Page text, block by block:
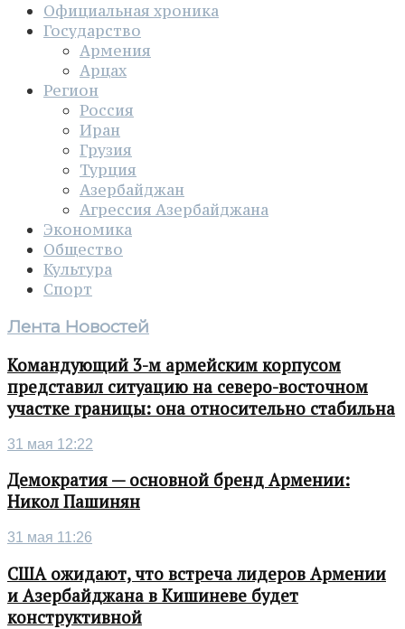
Официальная хроника
Государство
Армения
Арцах
Регион
Россия
Иран
Грузия
Турция
Азербайджан
Агрессия Азербайджана
Экономика
Общество
Культура
Спорт
Лента Новостей
Командующий 3-м армейским корпусом
представил ситуацию на северо-восточном
участке границы: она относительно стабильна
31 мая 12:22
Демократия — основной бренд Армении:
Никол Пашинян
31 мая 11:26
США ожидают, что встреча лидеров Армении
и Азербайджана в Кишиневе будет
конструктивной